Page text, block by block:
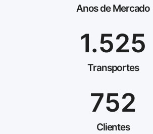
Anos de Mercado
Transportes
1.525
Clientes
752